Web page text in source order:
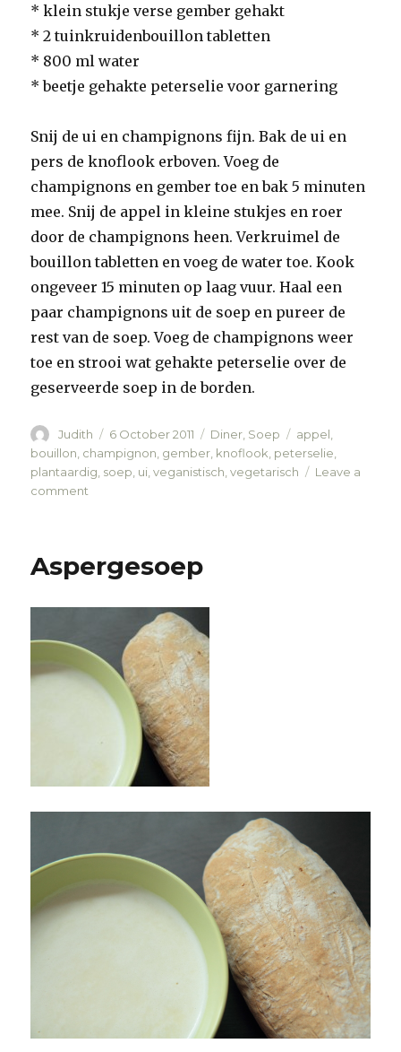
* klein stukje verse gember gehakt
* 2 tuinkruidenbouillon tabletten
* 800 ml water
* beetje gehakte peterselie voor garnering
Snij de ui en champignons fijn. Bak de ui en
pers de knoflook erboven. Voeg de
champignons en gember toe en bak 5 minuten
mee. Snij de appel in kleine stukjes en roer
door de champignons heen. Verkruimel de
bouillon tabletten en voeg de water toe. Kook
ongeveer 15 minuten op laag vuur. Haal een
paar champignons uit de soep en pureer de
rest van de soep. Voeg de champignons weer
toe en strooi wat gehakte peterselie over de
geserveerde soep in de borden.
Author
Judith
Posted
on
6 October 2011 Categories
Diner Soep Tags
appel
bouillon champignon gember knoflook peterselie
plantaardig soep ui ,veganistisch ,vegetarisch
Leave a
comment
Soep
Aspergesoep